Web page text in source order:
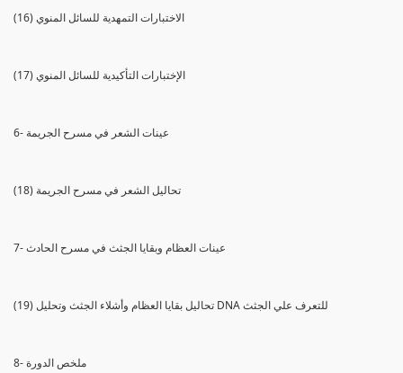
(16) الاختبارات التمهدية للسائل المنوي
(17) الإختبارات التأكيدية للسائل المنوي
6- عينات الشعر في مسرح الجريمة
(18) تحاليل الشعر في مسرح الجريمة
7- عينات العظام وبقايا الجثث في مسرح الحادث
(19) تحاليل بقايا العظام وأشلاء الجثث وتحليل DNA للتعرف علي الجثث
8- ملخص الدورة